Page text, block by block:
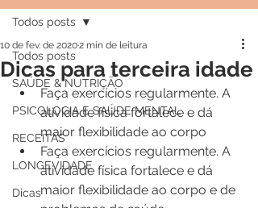
Todos posts
SAÚDE & NUTRIÇÃO
PSICOLOGIA E SAÚDE MENTAL
RECEITAS
LONGEVIDADE
Dicas
Todos posts
Dicas para terceira idade
10 de fev. de 20202 min de leitura
Faça exercícios regularmente. A
atividade física fortalece e dá
maior flexibilidade ao corpo
Faça exercícios regularmente. A
atividade física fortalece e dá
maior flexibilidade ao corpo e de